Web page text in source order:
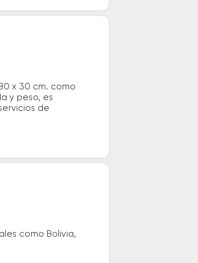
x 30 cm. como
y peso, es
de
como Bolivia,